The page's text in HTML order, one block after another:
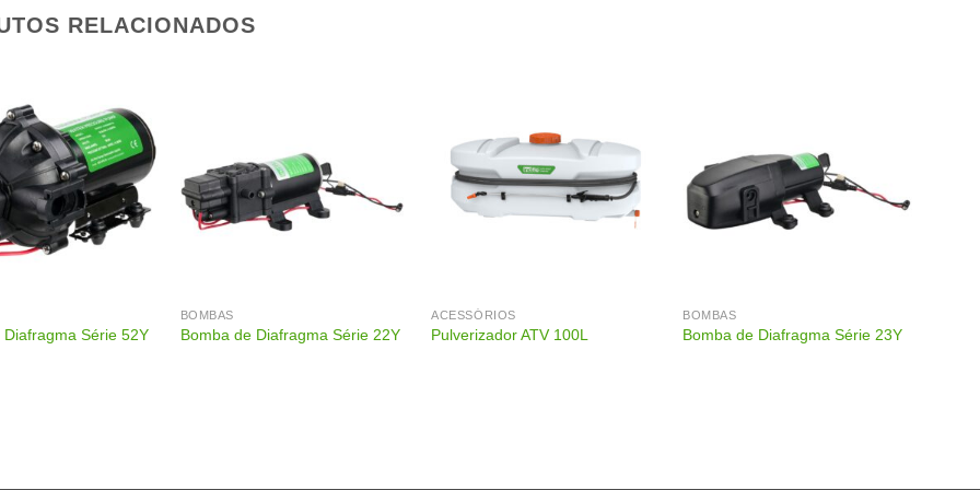
RELACIONADOS
Diafragma Série 52Y
BOMBAS
Bomba de Diafragma Série 22Y
ACESSÓRIOS
Pulverizador ATV 100L
BOMBAS
Bomba de Diafragma Série 23Y